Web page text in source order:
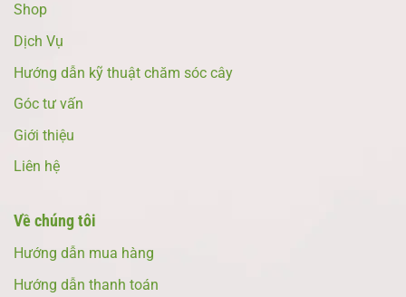
Shop
Dịch Vụ
Hướng dẫn kỹ thuật chăm sóc cây
Góc tư vấn
Giới thiệu
Liên hệ
Về chúng tôi
Hướng dẫn mua hàng
Hướng dẫn thanh toán